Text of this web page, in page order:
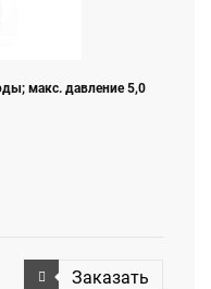
макс. давление 5,0
Заказать